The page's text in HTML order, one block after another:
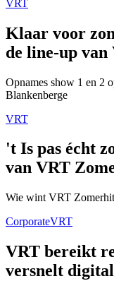
VRT
Klaar voor
de line-up
Opnames show 1 en 2
Blankenberge
VRT
't Is pas écht
van VRT
Wie wint VRT
CorporateVRT
VRT bereikt
versnelt